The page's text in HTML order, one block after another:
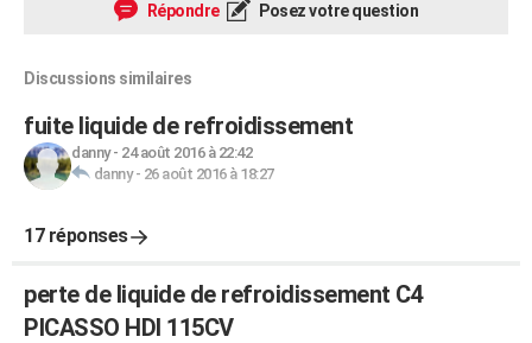
Répondre Posez votre question
Discussions similaires
fuite liquide de refroidissement
danny- 24 août 2016 à 22:42
danny- 26 août 2016 à 18:27
17 réponses
perte de liquide de refroidissement C4
PICASSO HDI 115CV